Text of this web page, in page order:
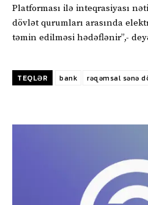
Platforması ilə inteqrasiyası
dövlət qurumları arasında
təmin edilməsi hədəflənir”,-
TEQLƏR bank rəqəmsal sənə